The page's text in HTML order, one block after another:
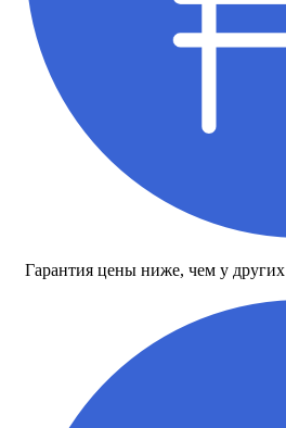
Гарантия цены ниже, чем у других